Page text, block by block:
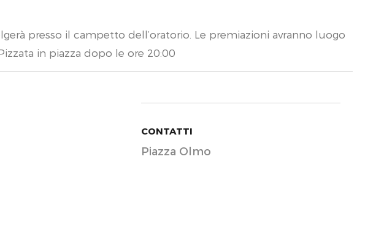
presso il campetto dell’oratorio. Le premiazioni avranno luogo
in piazza dopo le ore 20:00
CONTATTI
Piazza Olmo